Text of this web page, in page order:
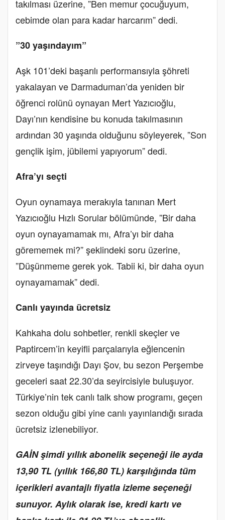
takılması üzerine, ”Ben memur çocuğuyum,
cebimde olan para kadar harcarım” dedi.
”30 yaşındayım”
Aşk 101’deki başarılı performansıyla şöhreti
yakalayan ve Darmaduman’da yeniden bir
öğrenci rolünü oynayan Mert Yazıcıoğlu,
Dayı’nın kendisine bu konuda takılmasının
ardından 30 yaşında olduğunu söyleyerek, ”Son
gençlik işim, jübilemi yapıyorum” dedi.
Afra’yı seçti
Oyun oynamaya merakıyla tanınan Mert
Yazıcıoğlu Hızlı Sorular bölümünde, ”Bir daha
oyun oynayamamak mı, Afra’yı bir daha
görememek mi?” şeklindeki soru üzerine,
”Düşünmeme gerek yok. Tabii ki, bir daha oyun
oynayamamak” dedi.
Canlı yayında ücretsiz
Kahkaha dolu sohbetler, renkli skeçler ve
Paptircem’in keyifli parçalarıyla eğlencenin
zirveye taşındığı Dayı Şov, bu sezon Perşembe
geceleri saat 22.30’da seyircisiyle buluşuyor.
Türkiye’nin tek canlı talk show programı, geçen
sezon olduğu gibi yinecanlı yayınlandığı sırada
ücretsiz izlenebiliyor.
GAİN şimdi yıllık abonelik seçeneği ile ayda
13,90 TL (yıllık 166,80 TL) karşılığında tüm
içerikleri avantajlı fiyatla izleme seçeneği
sunuyor. Aylık olarak ise, kredi kartı ve